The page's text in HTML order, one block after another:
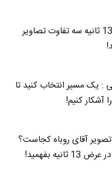
بازی فکری : در عرض 13 ثانیه سه تفاوت تصاویر
مسیر انتخاب کنید تا
کنیم!
: 3 تفاوت تصویر آقای روباه کجاست؟
بفهمید!